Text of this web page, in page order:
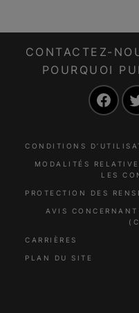
CONTACTEZ-
POURQUOI
CONDITIONS
MODALITÉS
LES
PROTECTION DES
AVIS
CARRIÈRES
PLAN DU SITE